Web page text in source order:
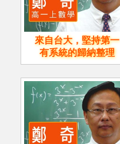
來自台大，堅持第一
有系統的歸納整理